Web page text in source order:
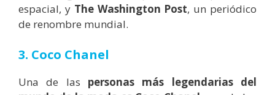
espacial, y The Washington Post, un periódico
de renombre mundial.
3. Coco Chanel
Una de las personas más legendarias del